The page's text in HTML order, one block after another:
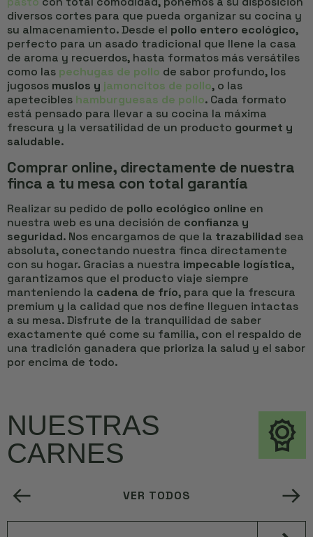
diversos cortes para que pueda organizar su cocina y
su almacenamiento. Desde el pollo entero ecológico,
perfecto para un asado tradicional que llene la casa
de aroma y recuerdos, hasta formatos más versátiles
como las pechugas de pollo de sabor profundo, los
jugosos muslos y jamoncitos de pollo, o las
apetecibles hamburguesas de pollo. Cada formato
está pensado para llevar a su cocina la máxima
frescura y la versatilidad de un producto gourmet y
saludable.
Comprar online, directamente de nuestra
finca a tu mesa con total garantía
Realizar su pedido de pollo ecológico online en
nuestra web es una decisión de confianza y
seguridad. Nos encargamos de que la trazabilidad sea
absoluta, conectando nuestra finca directamente
con su hogar. Gracias a nuestra impecable logística,
garantizamos que el producto viaje siempre
manteniendo la cadena de frío, para que la frescura
premium y la calidad que nos define lleguen intactas
a su mesa. Disfrute de la tranquilidad de saber
exactamente qué come su familia, con el respaldo de
una tradición ganadera que prioriza la salud y el sabor
por encima de todo.
NUESTRAS
CARNES
VER TODOS